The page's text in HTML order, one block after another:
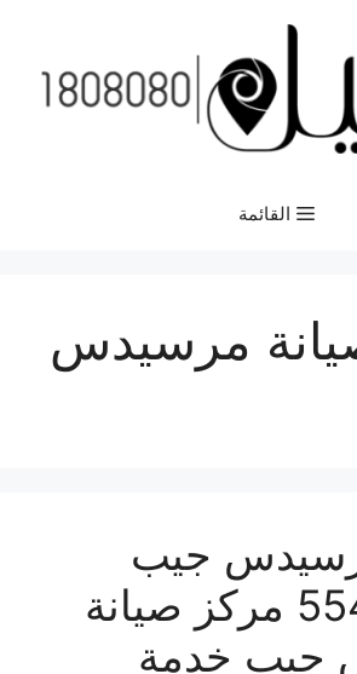
القائمة
مرسيدس
جيب
55445363 مركز صيانة
جيب خدمة